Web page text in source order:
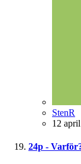
StenR
12
24p -